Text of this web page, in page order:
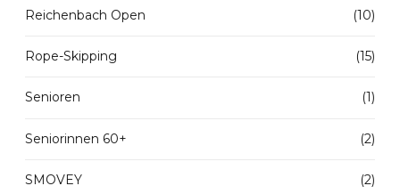
Reichenbach Open (10)
Rope-Skipping (15)
Senioren (1)
Seniorinnen 60+ (2)
SMOVEY (2)